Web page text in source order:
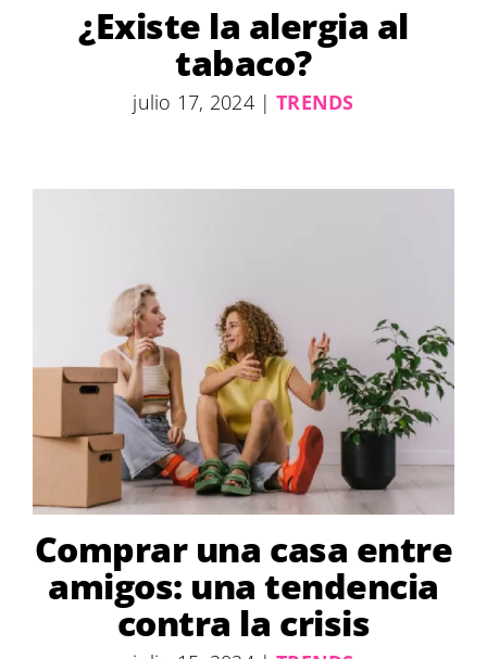
¿Existe la alergia al
tabaco?
julio 17, 2024 | TRENDS
Comprar una casa entre
amigos: una tendencia
contra la crisis